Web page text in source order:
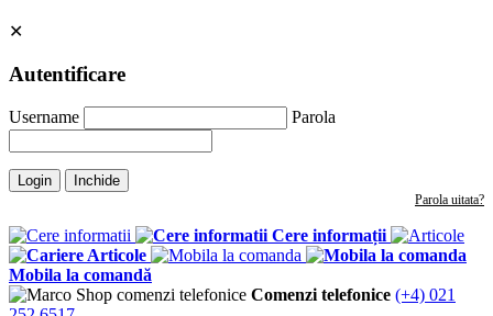
✕
Autentificare
Username Parola
Login Inchide
Parola uitata?
Cere informații
Articole
Mobila la comandă
Comenzi telefonice (+4) 021